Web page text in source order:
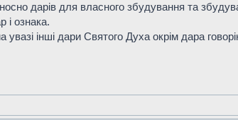
дарів для власного збудування та
і ознака.
інші дари Святого Духа окрім дара